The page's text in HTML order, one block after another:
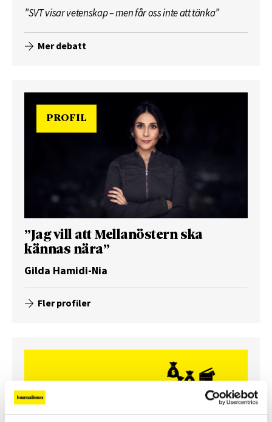
”SVT visar vetenskap – men får oss inte att tänka”
Mer debatt
PROFIL
”Jag vill att Mellanöstern ska
kännas nära”
Gilda Hamidi-Nia
Fler profiler